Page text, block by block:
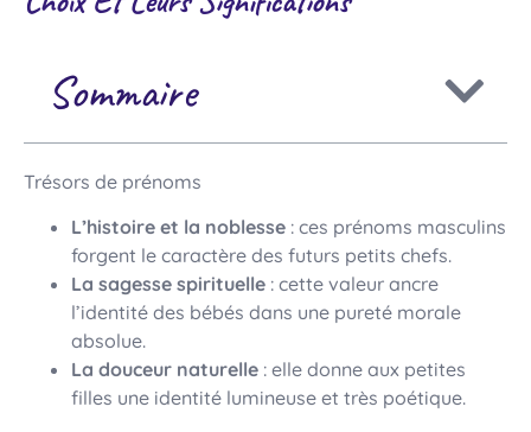
Sommaire
Trésors de prénoms
L’histoire et la noblesse : ces prénoms masculins
forgent le caractère des futurs petits chefs.
La sagesse spirituelle : cette valeur ancre
l’identité des bébés dans une pureté morale
absolue.
La douceur naturelle : elle donne aux petites
filles une identité lumineuse et très poétique.